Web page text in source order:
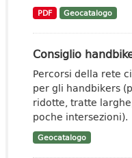
PDF Geocatalogo
Consiglio
Percorsi della rete
per gli handbikers
ridotte, tratte
poche intersezioni).
Geocatalogo